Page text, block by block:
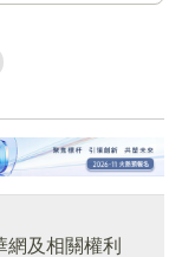
及相關權利